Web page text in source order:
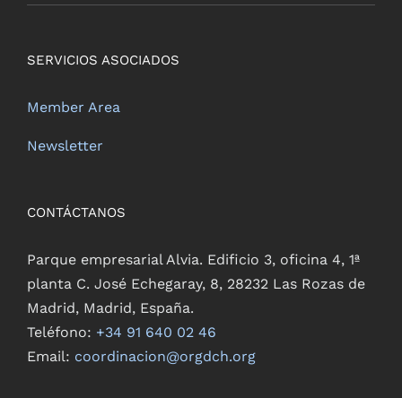
SERVICIOS ASOCIADOS
Member Area
Newsletter
CONTÁCTANOS
Parque empresarial Alvia. Edificio 3, oficina 4, 1ª
planta C. José Echegaray, 8, 28232 Las Rozas de
Madrid, Madrid, España.
Teléfono: +34 91 640 02 46
Email: coordinacion@orgdch.org